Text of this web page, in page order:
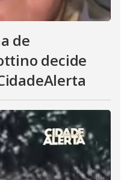
de
decide